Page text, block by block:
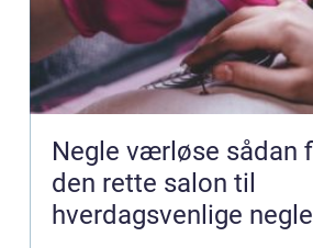
Negle værløse sådan finder du
den rette salon til
hverdagsvenlige negle